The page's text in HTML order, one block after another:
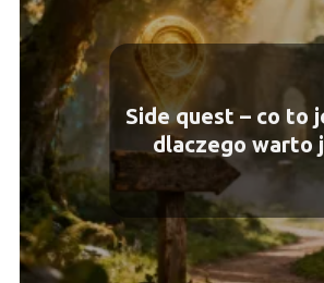
Side quest – co to
dlaczego warto
wykonywać?